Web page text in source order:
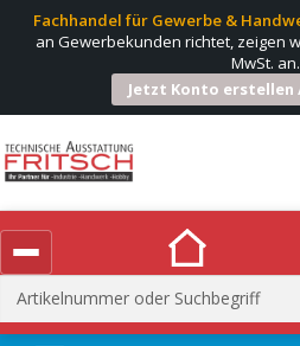
Fachhandel für Gewerbe &
an Gewerbekunden richtet, zeigen
MwSt. an.
Jetzt Konto erstellen
Suchen
nach: